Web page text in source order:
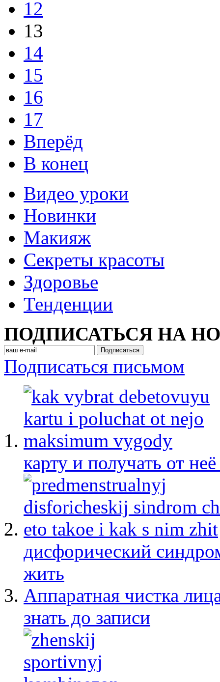
12
13
14
15
16
17
Вперёд
В конец
Видео уроки
Новинки
Макияж
Секреты красоты
Здоровье
Тенденции
ПОДПИСАТЬСЯ НА
Подписаться письмом
карту и получать от
дисфорический
жить
Аппаратная чистка
знать до записи